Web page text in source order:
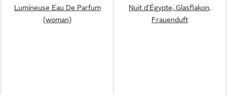
Lumineuse Eau De Parfum
(woman)
Nuit d'Égypte, Glasflakon,
Frauenduft